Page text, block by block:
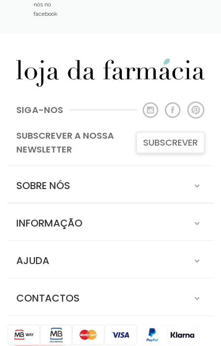
nós no
facebook
SIGA-NOS
SUBSCREVER A NOSSA
NEWSLETTER
SUBSCREVER
SOBRE NÓS
INFORMAÇÃO
AJUDA
CONTACTOS